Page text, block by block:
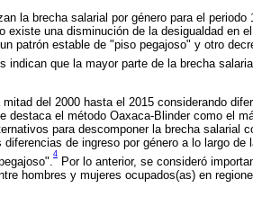
la brecha salarial por género para el
existe una disminución de la desigualdad en
patrón estable de "piso pegajoso" y otro
indican que la mayor parte de la brecha
del 2000 hasta el 2015 considerando
destaca el método Oaxaca-Blinder como el
para descomponer la brecha salarial
de ingreso por género a lo largo
4
Por lo anterior, se consideró
hombres y mujeres ocupados(as) en